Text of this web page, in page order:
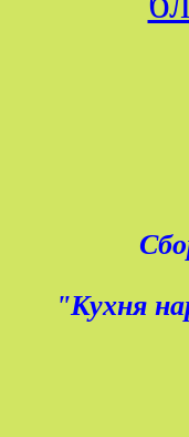
"Кухня